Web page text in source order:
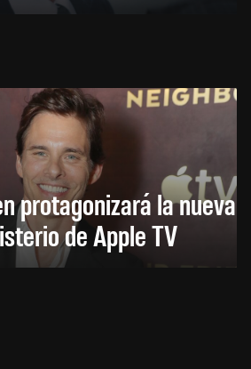
protagonizará la nueva
de Apple TV